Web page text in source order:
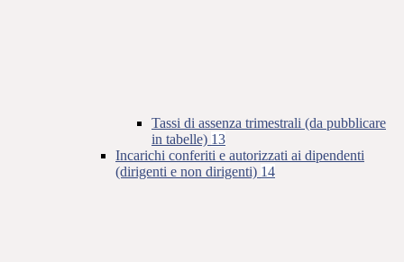
Tassi di assenza trimestrali (da pubblicare
in tabelle) 13
Incarichi conferiti e autorizzati ai dipendenti
(dirigenti e non dirigenti) 14